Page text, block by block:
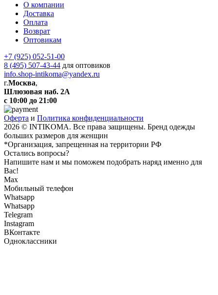
О компании
Доставка
Оплата
Возврат
Оптовикам
+7 (925) 052-51-00
8 (495) 507-43-44 для оптовиков
info.shop-intikoma@yandex.ru
г.Москва,
Шлюзовая наб. 2А
с 10:00 до 21:00
Оферта и Политика конфиденциальности
2026 © INTIKOMA. Все права защищены. Бренд одежды
больших размеров для женщин
*Организация, запрещенная на территории РФ
Остались вопросы?
Напишите нам и мы поможем подобрать наряд именно для
Вас!
Max
Мобильный телефон
Whatsapp
Whatsapp
Telegram
Instagram
ВКонтакте
Одноклассники